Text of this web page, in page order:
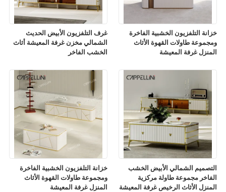
غرف التلفزيون الأبيض الحديث
الشمالي مخزن غرفة المعيشة أثاث
الخشب الفاخر
خزانة التلفزيون الخشبية الفاخرة
ومجموعة طاولات القهوة الأثاث
المنزل غرفة المعيشة
خزانة التلفزيون الخشبية الفاخرة
ومجموعة طاولات القهوة الأثاث
المنزل غرفة المعيشة
التصميم الشمالي الأبيض الخشب
الفاخر مجموعة طاولة مركزية
المنزل الأثاث الرخيص غرفة المعيشة